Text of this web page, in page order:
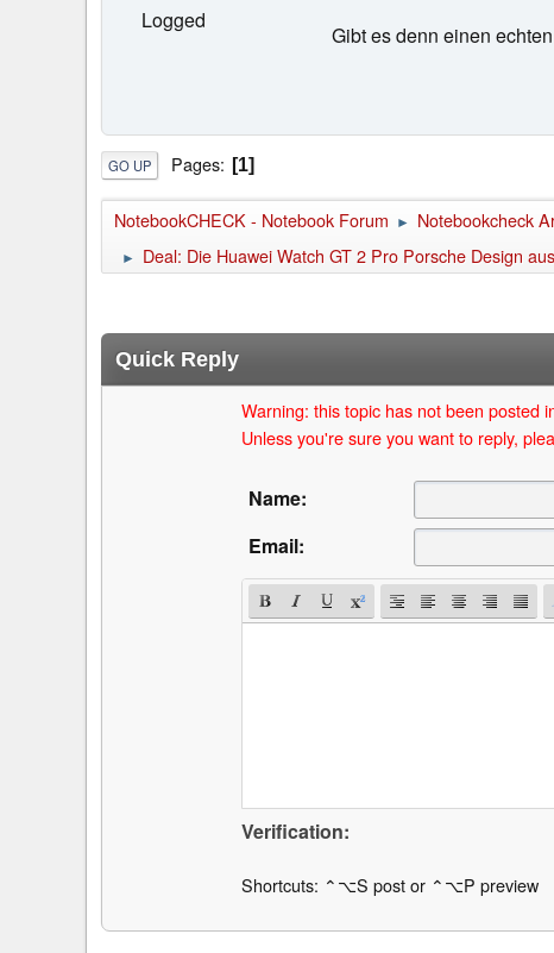
Logged
Gibt es denn einen
GO UP Pages 1
NotebookCHECK - Notebook Forum ► Notebookcheck
►
Deal: Die Huawei Watch GT 2 Pro Porsche Design
Quick Reply
Warning: this topic has not been posted
Unless you're sure you want to reply,
Name:
Email:
Verification:
Shortcuts: ⌃⌥S post or ⌃⌥P preview